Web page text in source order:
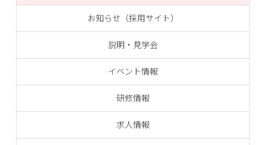
お知らせ（採用サイト）
説明・見学会
イベント情報
研修情報
求人情報